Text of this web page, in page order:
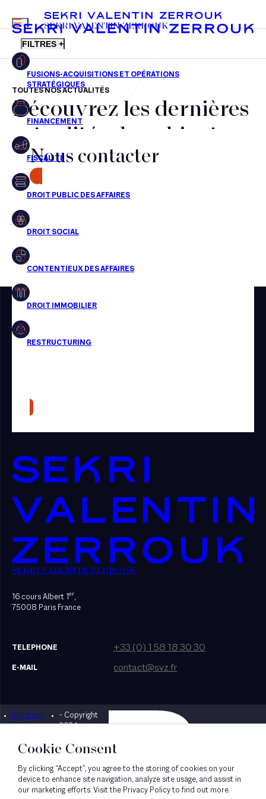
FR EN
MENU
SEKRI VALENTIN ZERROUK
FILTRES +
Fusions-acquisitions et opérations stratégiques
Financement
Fiscalité
Droit public des affaires
Droit social
Droit immobilier
Restructuring
Presse
TOUTES NOS ACTUALITÉS
Découvrez les dernières
actualités du cabinet,
nos récompenses et nos
transactions, jour après
jour
Aucun résultats pour cette recherche
Nous contacter
SEKRI VALENTIN ZERROUK
16 cours Albert 1er,
75008 Paris France
TELEPHONE +33 (0) 1 58 18 30 30
E-MAIL contact@svz.fr
Mentions
légales
- Copyright
2024
Designed by Bonhomme
Cookie Consent
By clicking “Accept”, you agree to the storing of cookies on your
device to enhance site navigation, analyze site usage, and assist in
our marketing efforts. Visit the Privacy Policy to find out more.